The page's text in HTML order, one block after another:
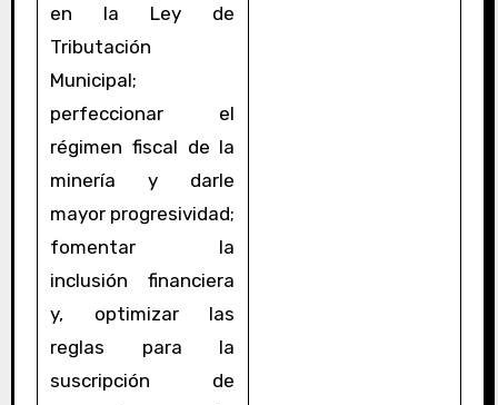
en la Ley de
Tributación
Municipal;
perfeccionar el
régimen fiscal de la
minería y darle
mayor progresividad;
fomentar la
inclusión financiera
y, optimizar las
reglas para la
suscripción de